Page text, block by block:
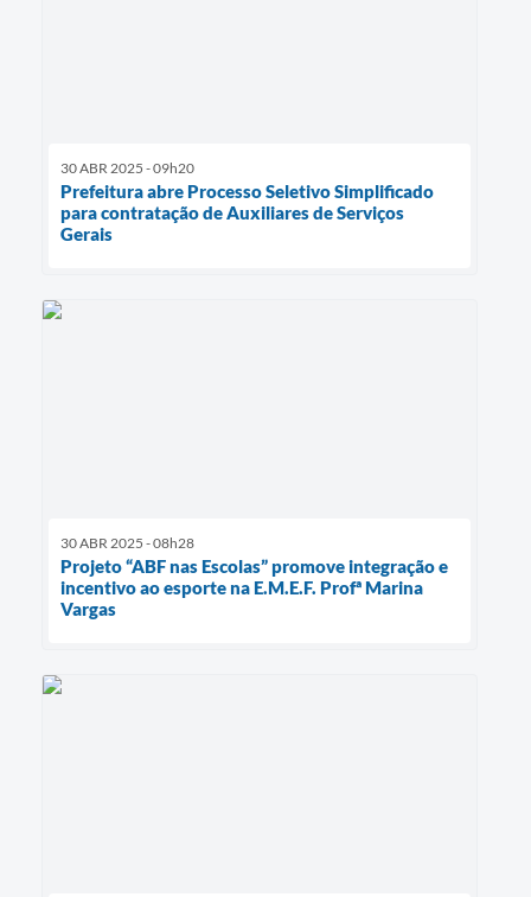
30 ABR 2025 - 09h20
Prefeitura abre Processo Seletivo Simplificado
para contratação de Auxiliares de Serviços
Gerais
30 ABR 2025 - 08h28
Projeto “ABF nas Escolas” promove integração e
incentivo ao esporte na E.M.E.F. Profª Marina
Vargas